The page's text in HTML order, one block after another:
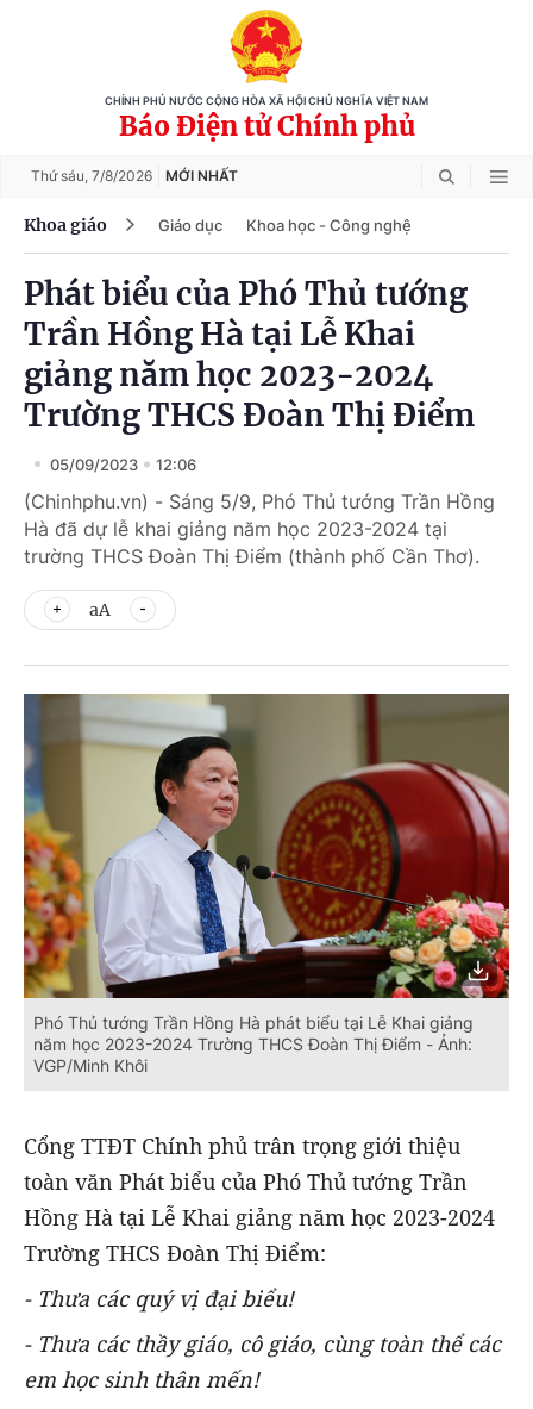
CHÍNH PHỦ NƯỚC CỘNG HÒA XÃ HỘI CHỦ NGHĨA VIỆT NAM
Báo Điện tử Chính phủ
Thứ sáu, 7/8/2026 MỚI NHẤT
Khoa giáo Giáo dục Khoa học - Công nghệ
Phát biểu của Phó Thủ tướng
Trần Hồng Hà tại Lễ Khai
giảng năm học 2023-2024
Trường THCS Đoàn Thị Điểm
05/09/2023 12:06
(Chinhphu.vn) - Sáng 5/9, Phó Thủ tướng Trần Hồng
Hà đã dự lễ khai giảng năm học 2023-2024 tại
trường THCS Đoàn Thị Điểm (thành phố Cần Thơ).
aA
Phó Thủ tướng Trần Hồng Hà phát biểu tại Lễ Khai giảng
năm học 2023-2024 Trường THCS Đoàn Thị Điểm - Ảnh:
VGP/Minh Khôi
Cổng TTĐT Chính phủ trân trọng giới thiệu
toàn văn Phát biểu của Phó Thủ tướng Trần
Hồng Hà tại Lễ Khai giảng năm học 2023-2024
Trường THCS Đoàn Thị Điểm:
- Thưa các quý vị đại biểu!
- Thưa các thầy giáo, cô giáo, cùng toàn thể các
em học sinh thân mến!